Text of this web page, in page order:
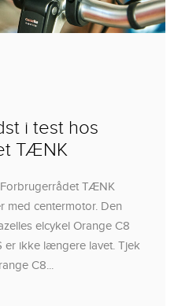
i test hos
TÆNK
TÆNK
med centermotor. Den
elcykel Orange C8
er ikke længere lavet. Tjek
C8...